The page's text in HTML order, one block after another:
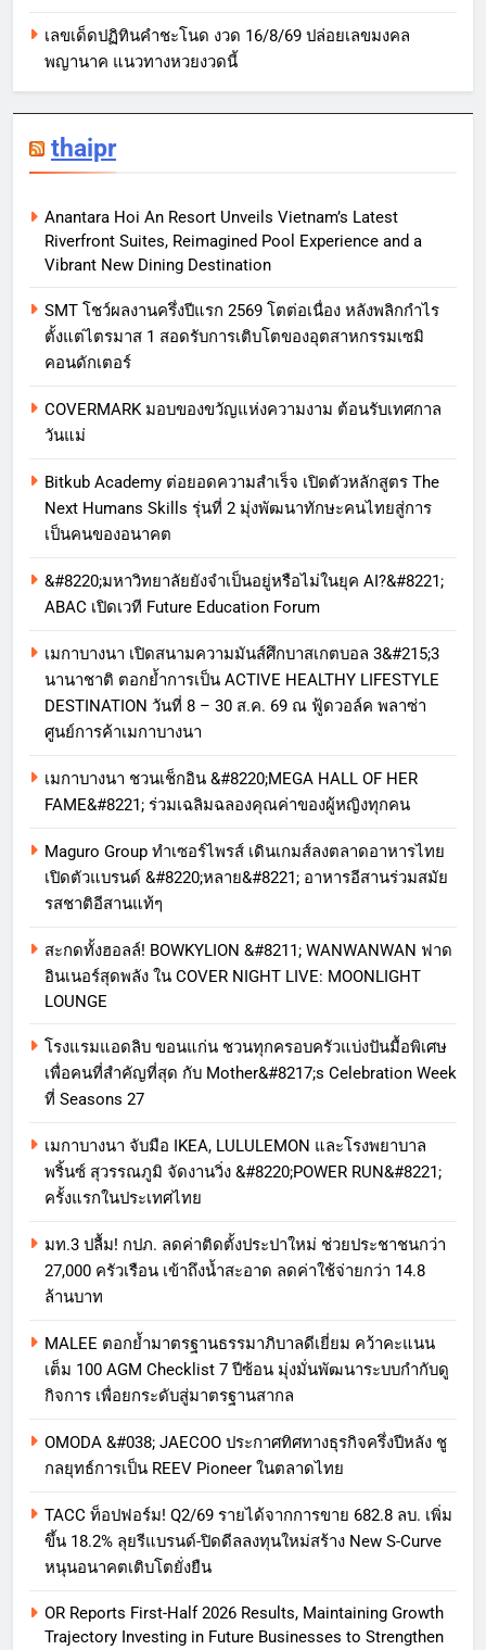
เลขเด็ดปฏิทินคำชะโนด งวด 16/8/69 ปล่อยเลขมงคล
พญานาค แนวทางหวยงวดนี้
thaipr
Anantara Hoi An Resort Unveils Vietnam’s Latest
Riverfront Suites, Reimagined Pool Experience and a
Vibrant New Dining Destination
SMT โชว์ผลงานครึ่งปีแรก 2569 โตต่อเนื่อง หลังพลิกกำไร
ตั้งแต่ไตรมาส 1 สอดรับการเติบโตของอุตสาหกรรมเซมิ
คอนดักเตอร์
COVERMARK มอบของขวัญแห่งความงาม ต้อนรับเทศกาล
วันแม่
Bitkub Academy ต่อยอดความสำเร็จ เปิดตัวหลักสูตร The
Next Humans Skills รุ่นที่ 2 มุ่งพัฒนาทักษะคนไทยสู่การ
เป็นคนของอนาคต
&#8220;มหาวิทยาลัยยังจำเป็นอยู่หรือไม่ในยุค AI?&#8221;
ABAC เปิดเวที Future Education Forum
เมกาบางนา เปิดสนามความมันส์ศึกบาสเกตบอล 3&#215;3
นานาชาติ ตอกย้ำการเป็น ACTIVE HEALTHY LIFESTYLE
DESTINATION วันที่ 8 – 30 ส.ค. 69 ณ ฟู้ดวอล์ค พลาซ่า
ศูนย์การค้าเมกาบางนา
เมกาบางนา ชวนเช็กอิน &#8220;MEGA HALL OF HER
FAME&#8221; ร่วมเฉลิมฉลองคุณค่าของผู้หญิงทุกคน
Maguro Group ทำเซอร์ไพรส์ เดินเกมส์ลงตลาดอาหารไทย
เปิดตัวแบรนด์ &#8220;หลาย&#8221; อาหารอีสานร่วมสมัย
รสชาติอีสานแท้ๆ
สะกดทั้งฮอลล์! BOWKYLION &#8211; WANWANWAN ฟาด
อินเนอร์สุดพลัง ใน COVER NIGHT LIVE: MOONLIGHT
LOUNGE
โรงแรมแอดลิบ ขอนแก่น ชวนทุกครอบครัวแบ่งปันมื้อพิเศษ
เพื่อคนที่สำคัญที่สุด กับ Mother&#8217;s Celebration Week
ที่ Seasons 27
เมกาบางนา จับมือ IKEA, LULULEMON และโรงพยาบาล
พริ้นซ์ สุวรรณภูมิ จัดงานวิ่ง &#8220;POWER RUN&#8221;
ครั้งแรกในประเทศไทย
มท.3 ปลื้ม! กปภ. ลดค่าติดตั้งประปาใหม่ ช่วยประชาชนกว่า
27,000 ครัวเรือน เข้าถึงน้ำสะอาด ลดค่าใช้จ่ายกว่า 14.8
ล้านบาท
MALEE ตอกย้ำมาตรฐานธรรมาภิบาลดีเยี่ยม คว้าคะแนน
เต็ม 100 AGM Checklist 7 ปีซ้อน มุ่งมั่นพัฒนาระบบกำกับดู
กิจการ เพื่อยกระดับสู่มาตรฐานสากล
OMODA &#038; JAECOO ประกาศทิศทางธุรกิจครึ่งปีหลัง ชู
กลยุทธ์การเป็น REEV Pioneer ในตลาดไทย
TACC ท็อปฟอร์ม! Q2/69 รายได้จากการขาย 682.8 ลบ. เพิ่ม
ขึ้น 18.2% ลุยรีแบรนด์-ปิดดีลลงทุนใหม่สร้าง New S-Curve
หนุนอนาคตเติบโตยั่งยืน
OR Reports First-Half 2026 Results, Maintaining Growth
Trajectory Investing in Future Businesses to Strengthen